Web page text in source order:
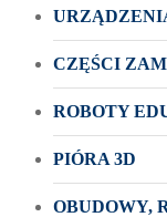
CZĘŚCI
ROBOTY
PIÓRA 3D
OBUDOWY,